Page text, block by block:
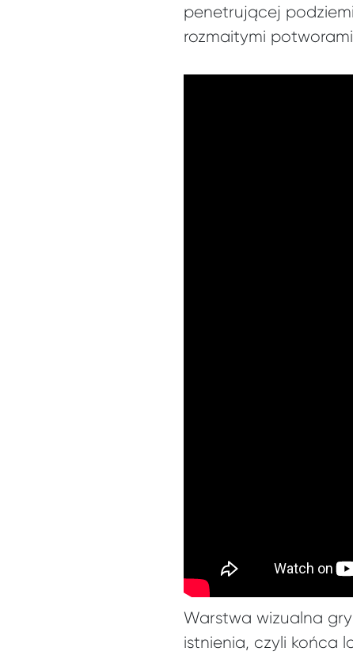
penetrującej
rozmaitymi
Warstwa wizualna
istnienia, czyli końca